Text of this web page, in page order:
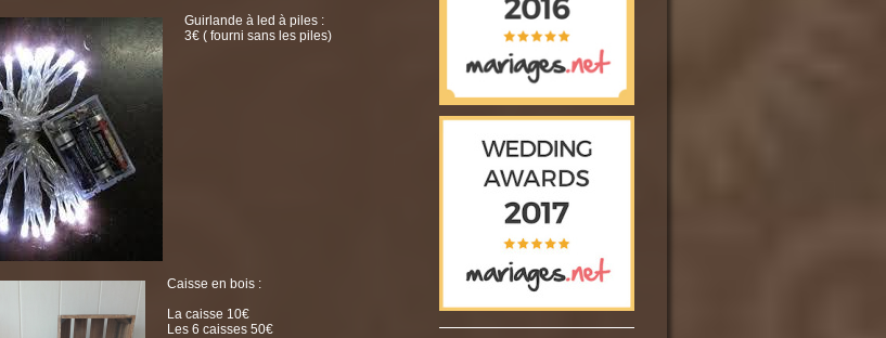
Guirlande à led à piles :
3€ ( fourni sans les piles)
Caisse en bois :
La caisse 10€
Les 6 caisses 50€